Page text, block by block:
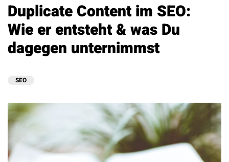
Duplicate Content im SEO:
Wie er entsteht & was Du
dagegen unternimmst
SEO